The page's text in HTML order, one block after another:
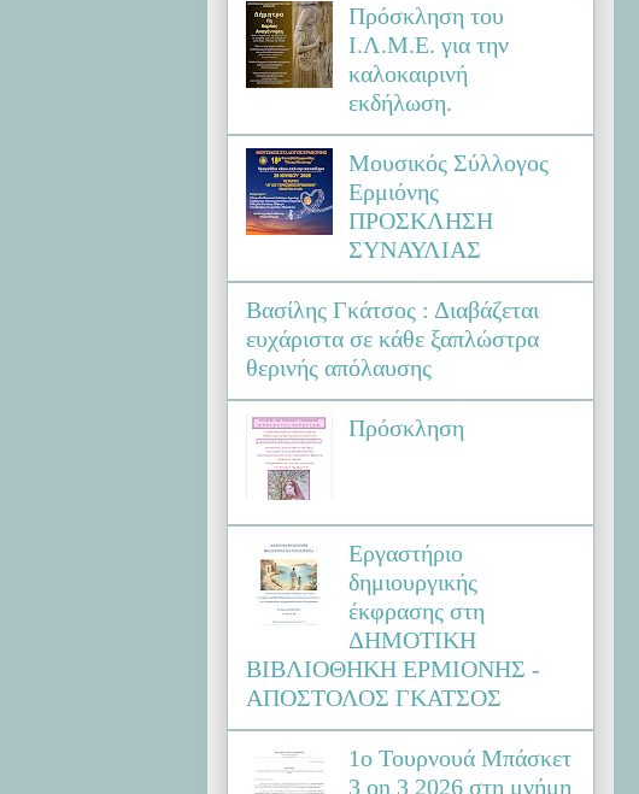
Πρόσκληση του
Ι.Λ.Μ.Ε. για την
καλοκαιρινή
εκδήλωση.
Μουσικός Σύλλογος
Ερμιόνης
ΠΡΟΣΚΛΗΣΗ
ΣΥΝΑΥΛΙΑΣ
Βασίλης Γκάτσος : Διαβάζεται
ευχάριστα σε κάθε ξαπλώστρα
θερινής απόλαυσης
Πρόσκληση
Εργαστήριο
δημιουργικής
έκφρασης στη
ΔΗΜΟΤΙΚΗ
ΒΙΒΛΙΟΘΗΚΗ ΕΡΜΙΟΝΗΣ -
ΑΠΟΣΤΟΛΟΣ ΓΚΑΤΣΟΣ
1ο Τουρνουά Μπάσκετ
3 on 3 2026 στη μνήμη